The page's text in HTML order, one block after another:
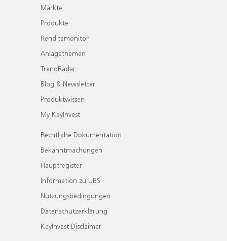
Märkte
Produkte
Renditemonitor
Anlagethemen
TrendRadar
Blog & Newsletter
Produktwissen
My KeyInvest
Rechtliche Dokumentation
Bekanntmachungen
Hauptregister
Information zu UBS
Nutzungsbedingungen
Datenschutzerklärung
KeyInvest Disclaimer